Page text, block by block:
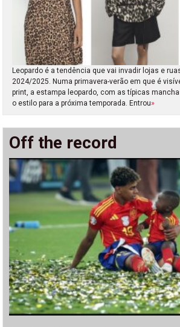
Leopardo é a tendência que vai invadir lojas e
2024/2025. Numa primavera-verão em que é
print, a estampa leopardo, com as típicas
o estilo para a próxima temporada. Entrou»
Off the record